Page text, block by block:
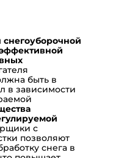
снегоуборочной
быть в
в зависимости
с
позволяют
снега в